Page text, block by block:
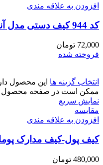
افزودن به علاقه مندی
کد 944 کیف دستی مدل آندرامور
72,000 تومان
فروخته شده
انتخاب گزینه ها این محصول
ممکن است در صفحه محصول
نمایش سریع
مقايسه
افزودن به علاقه مندی
کیف پول-کیف مدارک پوما کد
480,000 تومان